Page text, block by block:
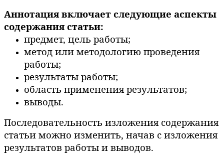
Аннотация включает следующие аспекты
содержания статьи:
предмет, цель работы;
метод или методологию проведения
работы;
результаты работы;
область применения результатов;
выводы.
Последовательность изложения содержания
статьи можно изменить, начав с изложения
результатов работы и выводов.